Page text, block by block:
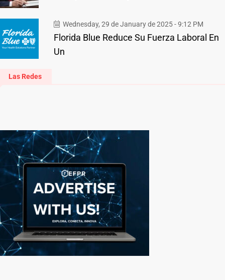
Wednesday, 29 de January de 2025 - 9:12 PM
Florida Blue Reduce Su Fuerza Laboral En
Un
Las Redes